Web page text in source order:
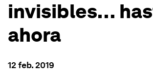
invisibles…
ahora
12 feb. 2019